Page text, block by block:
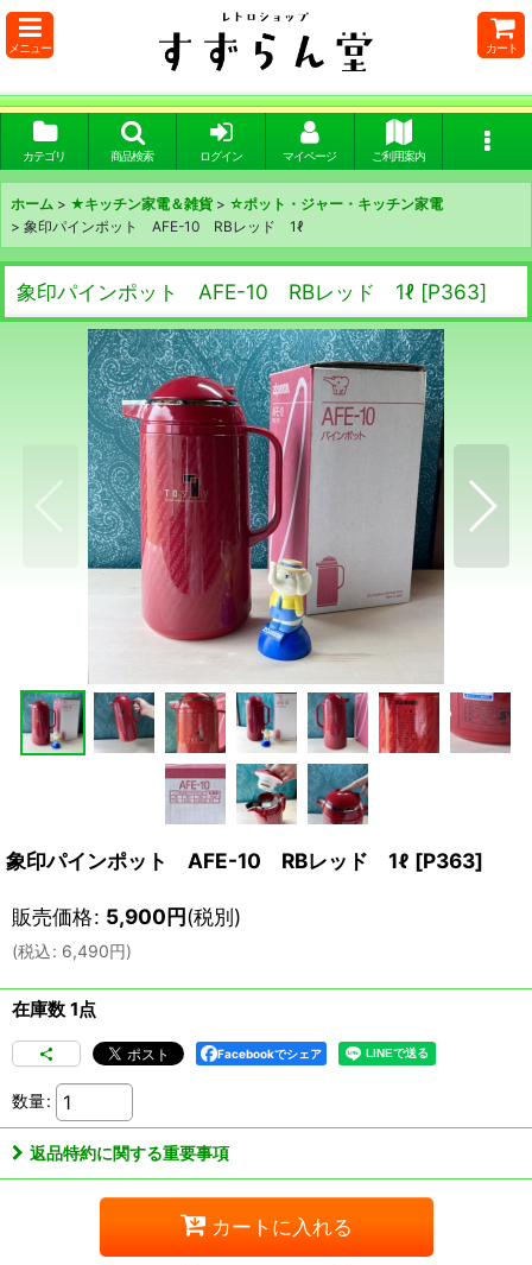
メニュー カート
カテゴリ 商品検索 ログイン マイページ ご利用案内
ホーム > ★キッチン家電＆雑貨 > ☆ポット・ジャー・キッチン家電
> 象印パインポット AFE-10 RBレッド 1ℓ
象印パインポット AFE-10 RBレッド 1ℓ [P363]
象印パインポット AFE-10 RBレッド 1ℓ [P363]
販売価格: 5,900円(税別)
(税込: 6,490円)
在庫数 1点
Facebookでシェア
数量:
返品特約に関する重要事項
カートに入れる